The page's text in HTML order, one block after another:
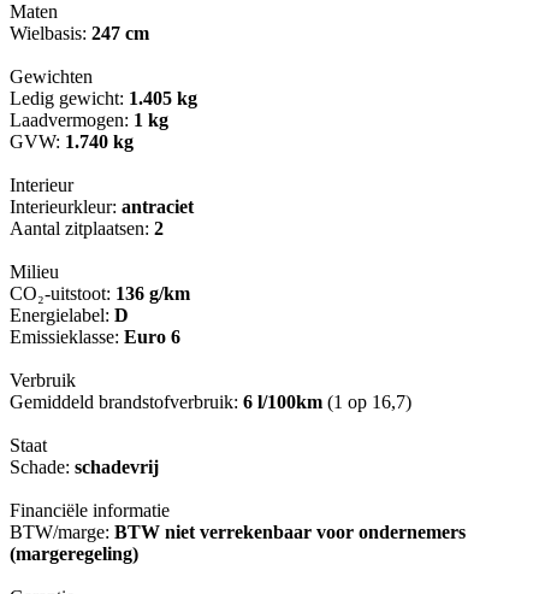
Maten
Wielbasis: 247 cm
Gewichten
Ledig gewicht: 1.405 kg
Laadvermogen: 1 kg
GVW: 1.740 kg
Interieur
Interieurkleur: antraciet
Aantal zitplaatsen: 2
Milieu
CO₂-uitstoot: 136 g/km
Energielabel: D
Emissieklasse: Euro 6
Verbruik
Gemiddeld brandstofverbruik: 6 l/100km (1 op 16,7)
Staat
Schade: schadevrij
Financiële informatie
BTW/marge: BTW niet verrekenbaar voor ondernemers
(margeregeling)